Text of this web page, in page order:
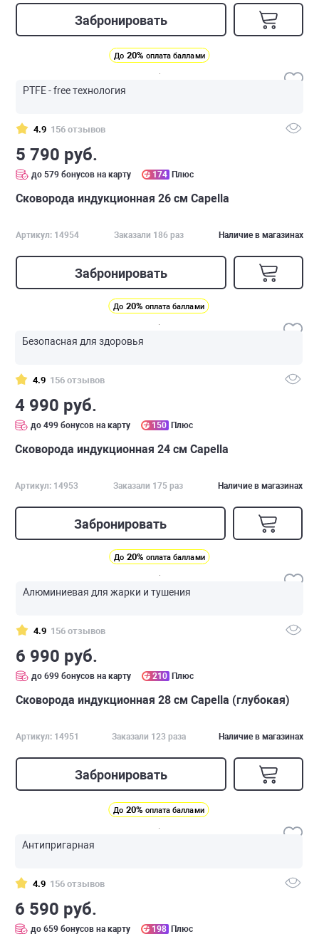
Забронировать
До 20% оплата баллами
PTFE - free технология
4.9 156 отзывов
5 790 руб.
до 579 бонусов на карту 174 Плюс
Сковорода индукционная 26 см Capella
Артикул: 14954 Заказали 186 раз Наличие в магазинах
Забронировать
До 20% оплата баллами
Безопасная для здоровья
4.9 156 отзывов
4 990 руб.
до 499 бонусов на карту 150 Плюс
Сковорода индукционная 24 см Capella
Артикул: 14953 Заказали 175 раз Наличие в магазинах
Забронировать
До 20% оплата баллами
Алюминиевая для жарки и тушения
4.9 156 отзывов
6 990 руб.
до 699 бонусов на карту 210 Плюс
Сковорода индукционная 28 см Capella (глубокая)
Артикул: 14951 Заказали 123 раза Наличие в магазинах
Забронировать
До 20% оплата баллами
Антипригарная
4.9 156 отзывов
6 590 руб.
до 659 бонусов на карту 198 Плюс